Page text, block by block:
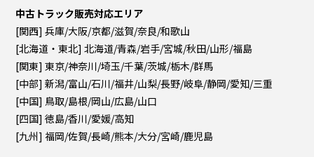
中古トラック販売対応エリア
[関西] 兵庫/大阪/京都/滋賀/奈良/和歌山
[北海道・東北] 北海道/青森/岩手/宮城/秋田/山形/福島
[関東] 東京/神奈川/埼玉/千葉/茨城/栃木/群馬
[中部] 新潟/富山/石川/福井/山梨/長野/岐阜/静岡/愛知/三重
[中国] 鳥取/島根/岡山/広島/山口
[四国] 徳島/香川/愛媛/高知
[九州] 福岡/佐賀/長崎/熊本/大分/宮崎/鹿児島